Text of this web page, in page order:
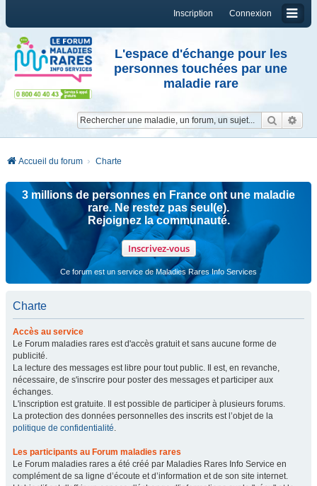
Connexion
Inscription
L'espace d'échange pour les
personnes touchées par une
maladie rare
Accueil du forum Charte
3 millions de personnes en France ont une maladie
rare. Ne restez pas seul(e).
Rejoignez la communauté.
Inscrivez-vous
Ce forum est un service de Maladies Rares Info Services
Charte
Accès au service
Le Forum maladies rares est d'accès gratuit et sans aucune forme de
publicité.
La lecture des messages est libre pour tout public. Il est, en revanche,
nécessaire, de s'inscrire pour poster des messages et participer aux
échanges.
L'inscription est gratuite. Il est possible de participer à plusieurs forums.
La protection des données personnelles des inscrits est l’objet de la
politique de confidentialité.
Les participants au Forum maladies rares
Le Forum maladies rares a été créé par Maladies Rares Info Service en
complément de sa ligne d’écoute et d’information et de son site internet.